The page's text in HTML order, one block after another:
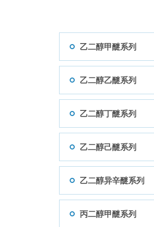
乙二醇甲醚系列
乙二醇乙醚系列
乙二醇丁醚系列
乙二醇己醚系列
乙二醇异辛醚系列
丙二醇甲醚系列